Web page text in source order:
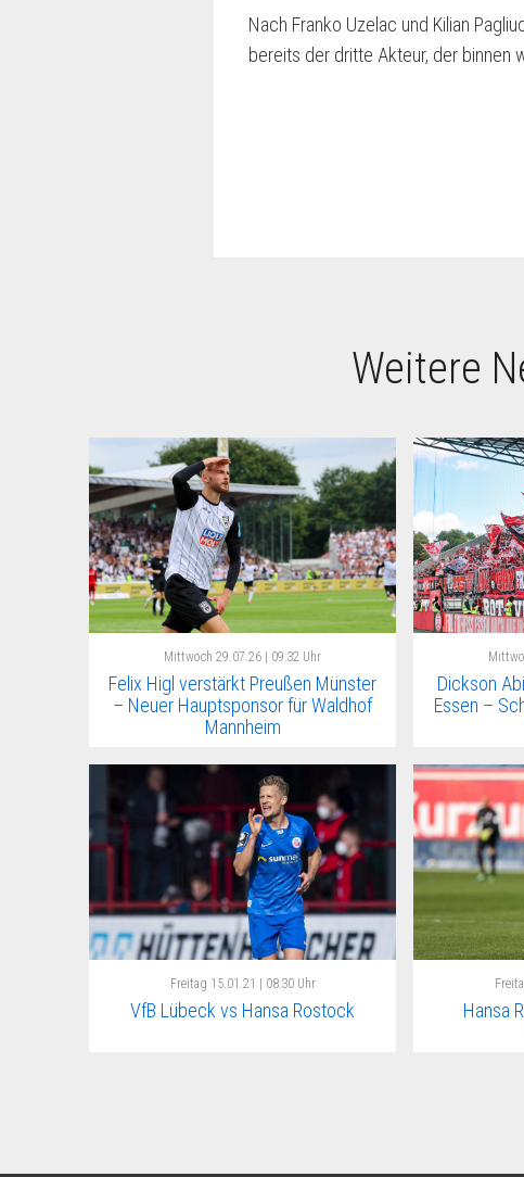
Nach Franko Uzelac und Kilian
bereits der dritte Akteur, der binnen
Weitere
Mittwoch 29.07.26 | 09:32 Uhr
Felix Higl verstärkt Preußen Münster
– Neuer Hauptsponsor für Waldhof
Mannheim
Dickson
Essen –
Freitag 15.01.21 | 08:30 Uhr
VfB Lübeck vs Hansa Rostock
Hansa